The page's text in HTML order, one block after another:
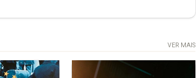
VER MAIS